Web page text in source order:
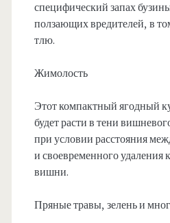
специфический запах
ползающих вредителей, в
тлю.
Жимолость
Этот компактный ягодный
будет расти в тени
при условии расстояния
и своевременного удаления
вишни.
Пряные травы, зелень и